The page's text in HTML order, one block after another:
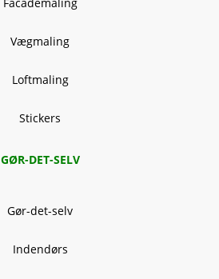
Vægmaling
Loftmaling
Stickers
GØR-DET-SELV
Gør-det-selv
Indendørs